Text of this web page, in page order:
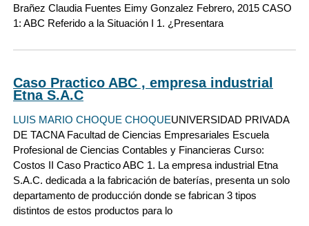
Brañez Claudia Fuentes Eimy Gonzalez Febrero, 2015 CASO
1: ABC Referido a la Situación I 1. ¿Presentara
Caso Practico ABC , empresa industrial
Etna S.A.C
LUIS MARIO CHOQUE CHOQUEUNIVERSIDAD PRIVADA
DE TACNA Facultad de Ciencias Empresariales Escuela
Profesional de Ciencias Contables y Financieras Curso:
Costos II Caso Practico ABC 1. La empresa industrial Etna
S.A.C. dedicada a la fabricación de baterías, presenta un solo
departamento de producción donde se fabrican 3 tipos
distintos de estos productos para lo